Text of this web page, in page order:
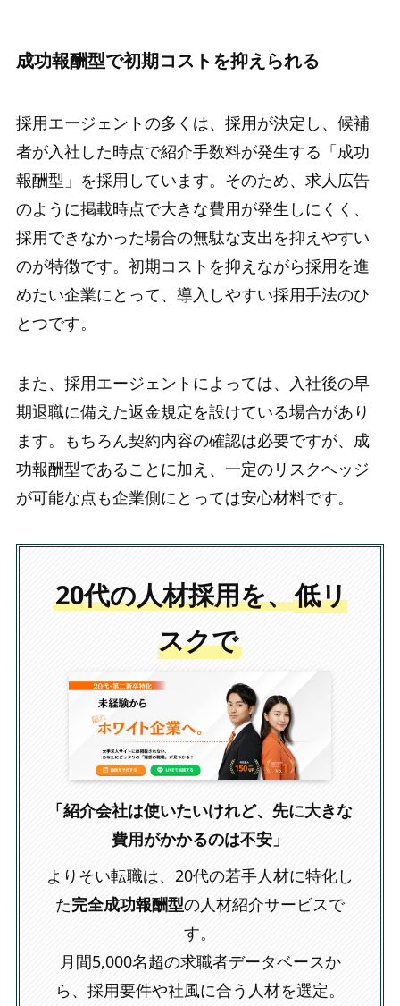
成功報酬型で初期コストを抑えられる
採用エージェントの多くは、採用が決定し、候補
者が入社した時点で紹介手数料が発生する「成功
報酬型」を採用しています。そのため、求人広告
のように掲載時点で大きな費用が発生しにくく、
採用できなかった場合の無駄な支出を抑えやすい
のが特徴です。初期コストを抑えながら採用を進
めたい企業にとって、導入しやすい採用手法のひ
とつです。
また、採用エージェントによっては、入社後の早
期退職に備えた返金規定を設けている場合があり
ます。もちろん契約内容の確認は必要ですが、成
功報酬型であることに加え、一定のリスクヘッジ
が可能な点も企業側にとっては安心材料です。
20代の人材採用を、低リ
スクで
「紹介会社は使いたいけれど、先に大きな
費用がかかるのは不安」
よりそい転職は、20代の若手人材に特化し
た完全成功報酬型の人材紹介サービスで
す。
月間5,000名超の求職者データベースか
ら、採用要件や社風に合う人材を選定。